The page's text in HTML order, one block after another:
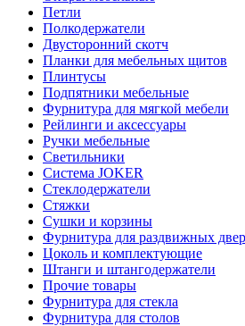
Петли
Полкодержатели
Двусторонний скотч
Планки для мебельных щитов
Плинтусы
Подпятники мебельные
Фурнитура для мягкой мебели
Рейлинги и аксессуары
Ручки мебельные
Светильники
Система JOKER
Стеклодержатели
Стяжки
Сушки и корзины
Фурнитура для раздвижных
Цоколь и комплектующие
Штанги и штангодержатели
Прочие товары
Фурнитура для стекла
Фурнитура для столов